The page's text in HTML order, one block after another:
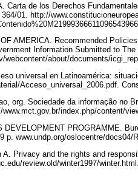
Carta de los Derechos
01. http://
AMERICA. Recommended
Information Submitted to
webcontent/about/documents/
universal en Latinoamérica:
Acceso_universal_2006.pdf.
org. Sociedade da informação no
index.php/content/
DEVELOPMENT PROGRAMME.
p. www.undp.org/oslocentre/
A. Privacy and the rights and
review.old/winter1997/